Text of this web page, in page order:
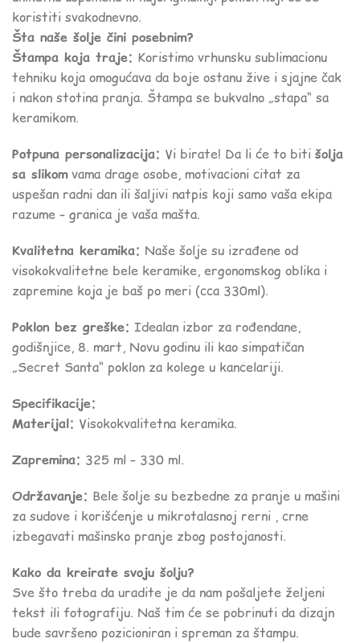
koristiti svakodnevno.
Šta naše šolje čini posebnim?
Štampa koja traje: Koristimo vrhunsku sublimacionu
tehniku koja omogućava da boje ostanu žive i sjajne čak
i nakon stotina pranja. Štampa se bukvalno „stapa“ sa
keramikom.
Potpuna personalizacija: Vi birate! Da li će to biti šolja
sa slikomvama drage osobe, motivacioni citat za
uspešan radni dan ili šaljivi natpis koji samo vaša ekipa
razume – granica je vaša mašta.
Kvalitetna keramika: Naše šolje su izrađene od
visokokvalitetne bele keramike, ergonomskog oblika i
zapremine koja je baš po meri (cca 330ml).
Poklon bez greške: Idealan izbor za rođendane,
godišnjice, 8. mart, Novu godinu ili kao simpatičan
„Secret Santa“ poklon za kolege u kancelariji.
Specifikacije:
Materijal: Visokokvalitetna keramika.
Zapremina: 325 ml – 330 ml.
Održavanje: Bele šolje su bezbedne za pranje u mašini
za sudove i korišćenje u mikrotalasnoj rerni , crne
izbegavati mašinsko pranje zbog postojanosti.
Kako da kreirate svoju šolju?
Sve što treba da uradite je da nam pošaljete željeni
tekst ili fotografiju. Naš tim će se pobrinuti da dizajn
bude savršeno pozicioniran i spreman za štampu.